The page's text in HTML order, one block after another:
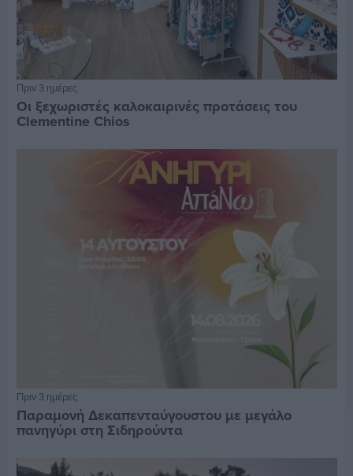
Πριν 3 ημέρες
Οι ξεχωριστές καλοκαιρινές προτάσεις του
Clementine Chios
Πριν 3 ημέρες
Παραμονή Δεκαπενταύγουστου με μεγάλο
πανηγύρι στη Σιδηρούντα